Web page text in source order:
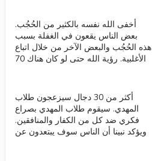
أخفى الله نفسه بالكثير من الحُجُب.
بعض الناس يقعون في الغفلة بسبب
هذه الحُجُب والبعض الآخر من خلال اتباع
الأغلبية. رؤية الله حتى لو كان هناك 70
يرى ويُحب الله كثيرا. لا شيء يمكن أن
يجعل المؤمن ينسى الله. وبما أن الله
سيخلق للناس حياة أبدية، فإن التربية
التي سيتلقاها المرء في هذا العالم
ستكون ذات أهمية بالغة.
أكثر من 30 دجال سيزعجون طلاب
المهدي. سيقوم طلاب المهدي بصراع
فكري ضد كل من الكفار والمنافقين.
ويؤكد نبينا أن الناس سوف يبتعدون عن